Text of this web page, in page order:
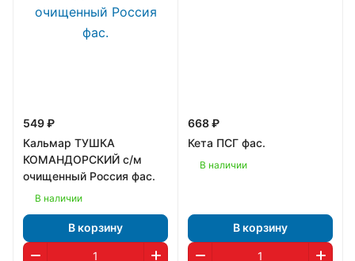
549 ₽
Кальмар ТУШКА
КОМАНДОРСКИЙ с/м
очищенный Россия фас.
В наличии
В корзину
668 ₽
Кета ПСГ фас.
В наличии
В корзину